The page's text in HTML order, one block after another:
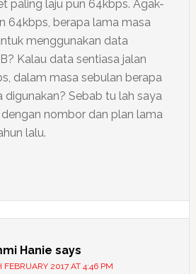
paling laju pun 64kbps. Agak-
64kbps, berapa lama masa
menggunakan data
Kalau data sentiasa jalan
dalam masa sebulan berapa
digunakan? Sebab tu lah saya
nombor dan plan lama
lalu.
Hanie says
FEBRUARY 2017 AT 4:46 PM